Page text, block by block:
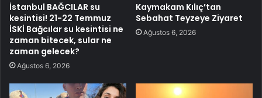
İstanbul BAĞCILAR su
kesintisi! 21-22 Temmuz
İSKİ Bağcılar su kesintisi ne
zaman bitecek, sular ne
zaman gelecek?
Ağustos 6, 2026
Kaymakam Kılıç’tan
Sebahat Teyzeye Ziyaret
Ağustos 6, 2026